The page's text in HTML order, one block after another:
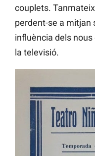
couplets.
perdent-se a mitjan
influència dels
la televisió.